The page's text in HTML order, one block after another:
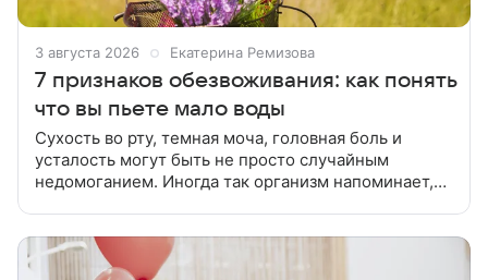
3 августа 2026 Екатерина Ремизова
7 признаков обезвоживания: как понять
что вы пьете мало воды
Сухость во рту, темная моча, головная боль и
усталость могут быть не просто случайным
недомоганием. Иногда так организм напоминает,